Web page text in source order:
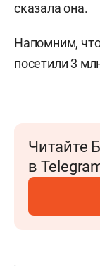
сказала она.
Напомним,
посетили 3
Читайте
в